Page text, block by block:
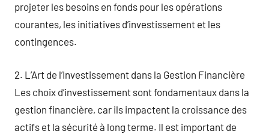
projeter les besoins en fonds pour les opérations
courantes, les initiatives d’investissement et les
contingences.
2. L’Art de l’Investissement dans la Gestion Financière
Les choix d’investissement sont fondamentaux dans la
gestion financière, car ils impactent la croissance des
actifs et la sécurité à long terme. Il est important de